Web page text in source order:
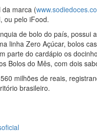
da marca (
ou pelo iFood.
de bolo do país, possui
linha Zero Açúcar, bolos
parte do cardápio os
Bolos do Mês, com dois
milhões de reais,
brasileiro.